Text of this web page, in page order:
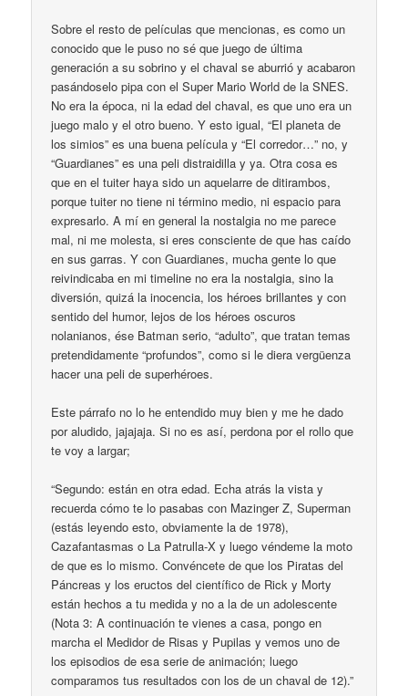
Sobre el resto de películas que mencionas, es como un
conocido que le puso no sé que juego de última
generación a su sobrino y el chaval se aburrió y acabaron
pasándoselo pipa con el Super Mario World de la SNES.
No era la época, ni la edad del chaval, es que uno era un
juego malo y el otro bueno. Y esto igual, “El planeta de
los simios” es una buena película y “El corredor…” no, y
“Guardianes” es una peli distraidilla y ya. Otra cosa es
que en el tuiter haya sido un aquelarre de ditirambos,
porque tuiter no tiene ni término medio, ni espacio para
expresarlo. A mí en general la nostalgia no me parece
mal, ni me molesta, si eres consciente de que has caído
en sus garras. Y con Guardianes, mucha gente lo que
reivindicaba en mi timeline no era la nostalgia, sino la
diversión, quizá la inocencia, los héroes brillantes y con
sentido del humor, lejos de los héroes oscuros
nolanianos, ése Batman serio, “adulto”, que tratan temas
pretendidamente “profundos”, como si le diera vergüenza
hacer una peli de superhéroes.
Este párrafo no lo he entendido muy bien y me he dado
por aludido, jajajaja. Si no es así, perdona por el rollo que
te voy a largar;
“Segundo: están en otra edad. Echa atrás la vista y
recuerda cómo te lo pasabas con Mazinger Z, Superman
(estás leyendo esto, obviamente la de 1978),
Cazafantasmas o La Patrulla-X y luego véndeme la moto
de que es lo mismo. Convéncete de que los Piratas del
Páncreas y los eructos del científico de Rick y Morty
están hechos a tu medida y no a la de un adolescente
(Nota 3: A continuación te vienes a casa, pongo en
marcha el Medidor de Risas y Pupilas y vemos uno de
los episodios de esa serie de animación; luego
comparamos tus resultados con los de un chaval de 12).”